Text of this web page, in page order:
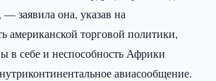
— заявила она, указав на
американской торговой политики,
в себе и неспособность Африки
авиасообщение.